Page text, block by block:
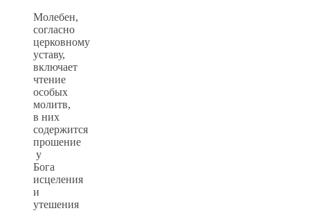
Молебен,
согласно
церковному
уставу,
включает
чтение
особых
молитв,
в них
содержится
прошение
у
Бога
исцеления
и
утешения